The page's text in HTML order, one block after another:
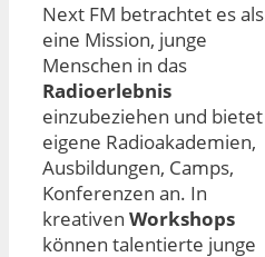
Next FM betrachtet es als
eine Mission, junge
Menschen in das
Radioerlebnis
einzubeziehen und bietet
eigene Radioakademien,
Ausbildungen, Camps,
Konferenzen an. In
kreativen Workshops
können talentierte junge